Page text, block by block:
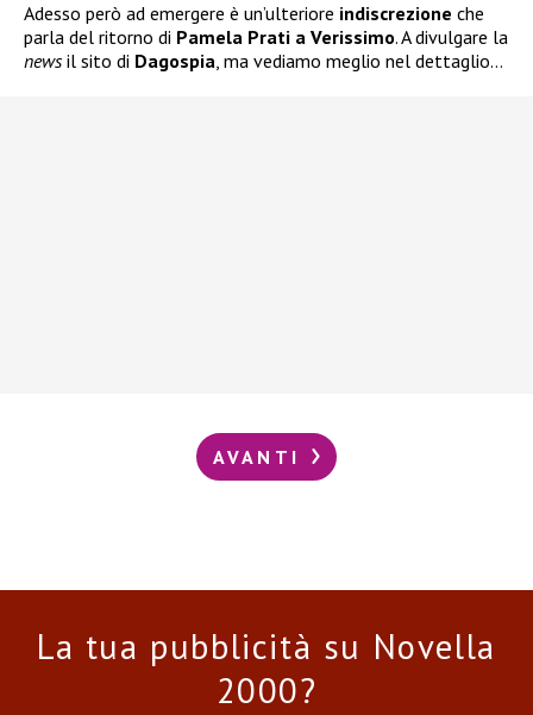
Adesso però ad emergere è un’ulteriore indiscrezione che
parla del ritorno di Pamela Prati a Verissimo. A divulgare la
newsil sito di Dagospia, ma vediamo meglio nel dettaglio…
AVANTI
La tua pubblicità su Novella
2000?